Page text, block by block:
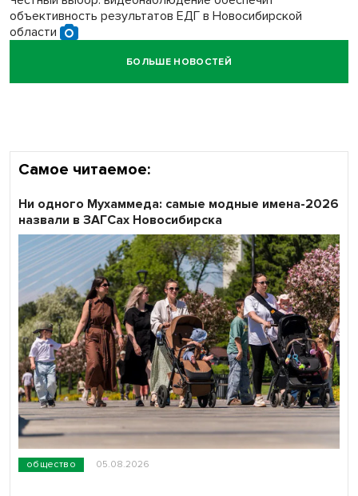
объективность результатов ЕДГ в Новосибирской
области
Кибертанки пошли в бой: «Ростелеком» объявляет
БОЛЬШЕ НОВОСТЕЙ
Самое читаемое:
общество 05.08.2026
Ни одного Мухаммеда: самые модные имена-2026
назвали в ЗАГСах Новосибирска